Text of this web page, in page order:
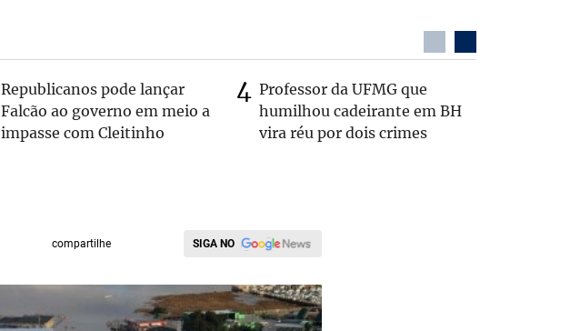
Republicanos pode lançar
Falcão ao governo em meio a
impasse com Cleitinho
Professor da UFMG que
humilhou cadeirante em BH
vira réu por dois crimes
compartilhe SIGA NO